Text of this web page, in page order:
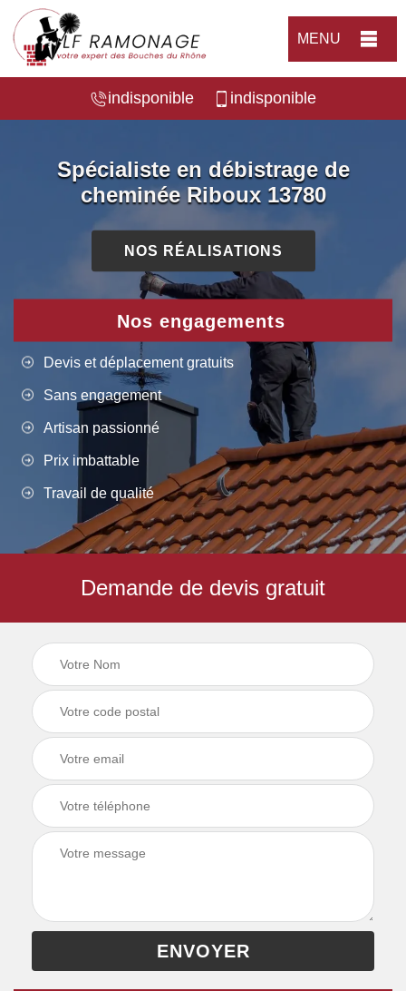
MENU
indisponible indisponible
Spécialiste en débistrage de
cheminée Riboux 13780
NOS RÉALISATIONS
Nos engagements
Devis et déplacement gratuits
Sans engagement
Artisan passionné
Prix imbattable
Travail de qualité
Demande de devis gratuit